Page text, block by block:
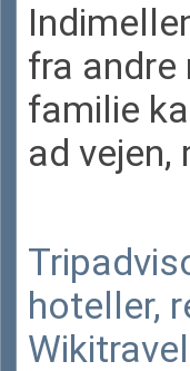
fra andre
familie
ad vejen,
hoteller,